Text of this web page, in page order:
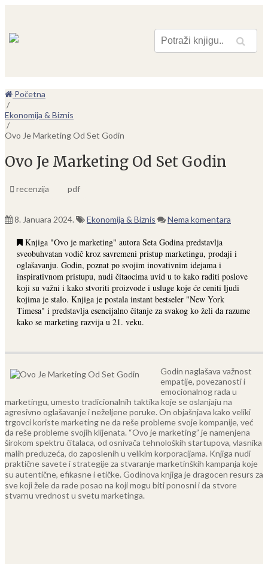
Pretraga
Početna
/
Ekonomija & Biznis
/
Ovo Je Marketing Od Set Godin
Ovo Je Marketing Od Set Godin
recenzija pdf
8. Januara 2024. Ekonomija & Biznis Nema komentara
Knjiga "Ovo je marketing" autora Seta Godina predstavlja
sveobuhvatan vodič kroz savremeni pristup marketingu, prodaji i
oglašavanju. Godin, poznat po svojim inovativnim idejama i
inspirativnom pristupu, nudi čitaocima uvid u to kako raditi poslove
koji su važni i kako stvoriti proizvode i usluge koje će ceniti ljudi
kojima je stalo. Knjiga je postala instant bestseler "New York
Timesa" i predstavlja esencijalno čitanje za svakog ko želi da razume
kako se marketing razvija u 21. veku.
Godin naglašava važnost
empatije, povezanosti i
emocionalnog rada u
marketingu, umesto tradicionalnih taktika koje se oslanjaju na
agresivno oglašavanje i neželjene poruke. On objašnjava kako veliki
trgovci koriste marketing ne da reše probleme svoje kompanije, već
da reše probleme svojih klijenata. “Ovo je marketing” je namenjena
širokom spektru čitalaca, od osnivača tehnoloških startupova, vlasnika
malih preduzeća, do zaposlenih u velikim korporacijama. Knjiga nudi
praktične savete i strategije za stvaranje marketinških kampanja koje
su autentične, efikasne i etičke. Godinova knjiga je dragocen resurs za
sve koji žele da rade posao na koji mogu biti ponosni i da stvore
stvarnu vrednost u svetu marketinga.